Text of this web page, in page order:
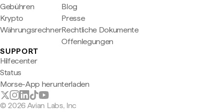
Gebühren
Krypto
Währungsrechner
Blog
Presse
Rechtliche Dokumente
Offenlegungen
SUPPORT
Hilfecenter
Status
Morse-App herunterladen
© 2026 Avian Labs, Inc